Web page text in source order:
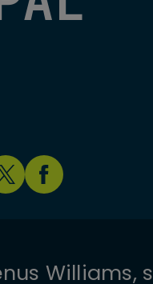
Williams,